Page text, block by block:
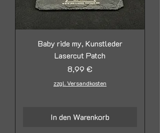
Baby ride my, Kunstleder
Lasercut Patch
Preis
8,99 €
zzgl. Versandkosten
In den Warenkorb